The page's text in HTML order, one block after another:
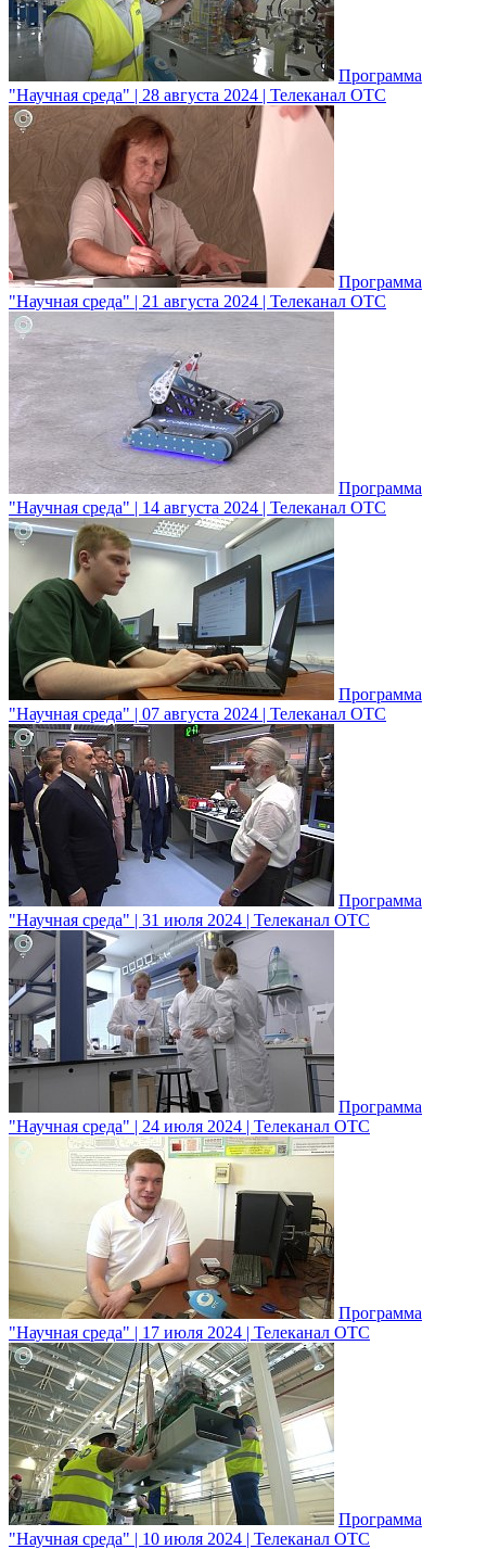
Программа
"Научная среда" | 28 августа 2024 | Телеканал ОТС
Программа
"Научная среда" | 21 августа 2024 | Телеканал ОТС
Программа
"Научная среда" | 14 августа 2024 | Телеканал ОТС
Программа
"Научная среда" | 07 августа 2024 | Телеканал ОТС
Программа
"Научная среда" | 31 июля 2024 | Телеканал ОТС
Программа
"Научная среда" | 24 июля 2024 | Телеканал ОТС
Программа
"Научная среда" | 17 июля 2024 | Телеканал ОТС
Программа
"Научная среда" | 10 июля 2024 | Телеканал ОТС